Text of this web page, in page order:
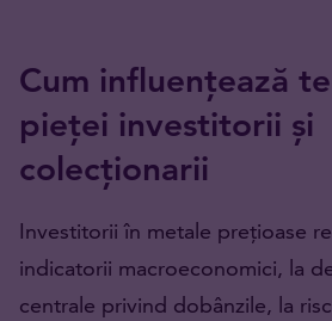
Cum influențează
pieței investitorii și
colecționarii
Investitorii în metale prețioase
indicatorii macroeconomici, la
centrale privind dobânzile, la